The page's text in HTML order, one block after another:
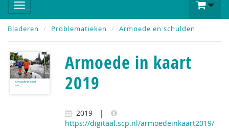
Bladeren Problematieken Armoede en schulden
Armoede in kaart
2019
2019
|
https://digitaal.scp.nl/armoedeinkaart2019/